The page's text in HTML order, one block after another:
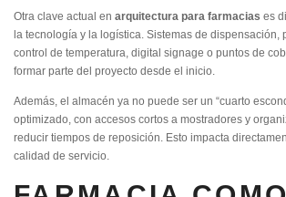
Otra clave actual en arquitectura para farmacias es
la tecnología y la logística. Sistemas de dispensación,
control de temperatura, digital signage o puntos de
formar parte del proyecto desde el inicio.
Además, el almacén ya no puede ser un “cuarto
optimizado, con accesos cortos a mostradores y
reducir tiempos de reposición. Esto impacta
calidad de servicio.